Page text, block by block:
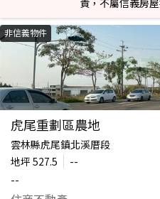
責，不屬信義房
非信義物件
虎尾重劃區農地
雲林縣虎尾鎮北溪厝段
地坪 527.5
--
--